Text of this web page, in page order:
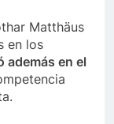
Matthäus
en los
además en el